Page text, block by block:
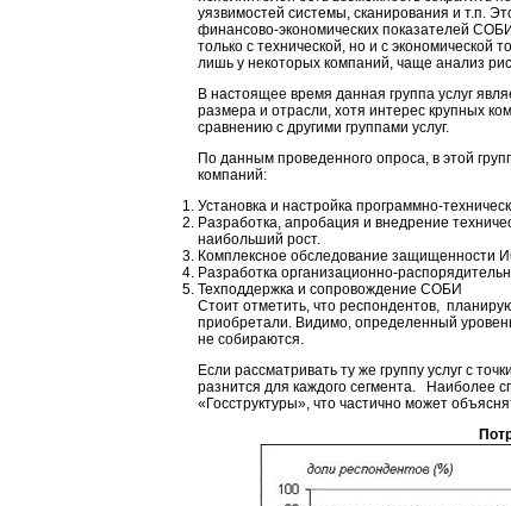
уязвимостей системы, сканирования и т.п.
финансово-экономических показателей
только с технической, но и с экономической
лишь у некоторых компаний, чаще анализ
В настоящее время данная группа услуг
размера и отрасли, хотя интерес крупных
сравнению с другими группами услуг.
По данным проведенного опроса, в этой
компаний:
Установка и настройка программно-
Разработка, апробация и внедрение
наибольший рост.
Комплексное обследование защищенности
Разработка организационно-
Техподдержка и сопровождение СОБИ
Стоит отметить, что респондентов,
приобретали. Видимо, определенный
не собираются.
Если рассматривать ту же группу услуг с
разнится для каждого сегмента. Наиболее
«Госструктуры», что частично может